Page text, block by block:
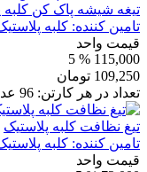
تیغه شیشه پاک کن کلبه
تامین کننده: کلبه
قیمت واحد
115,000
% 5
109,250 تومان
تعداد در هر کارتن: 96
تیغ نظافت کلبه پلاستیک
تامین کننده: کلبه
قیمت واحد